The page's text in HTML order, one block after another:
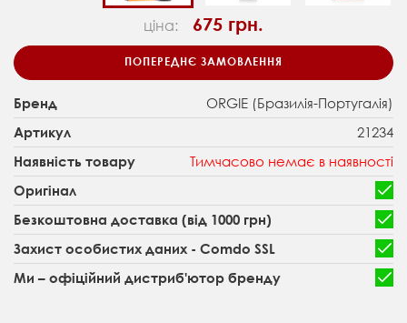
ціна: 675 грн.
ПОПЕРЕДНЄ ЗАМОВЛЕННЯ
Бренд ORGIE (Бразилія-Португалія)
Артикул 21234
Наявність товару Тимчасово немає в наявності
Оригінал
Безкоштовна доставка (від 1000 грн)
Захист особистих даних - Comdo SSL
Ми – офіційний дистриб'ютор бренду